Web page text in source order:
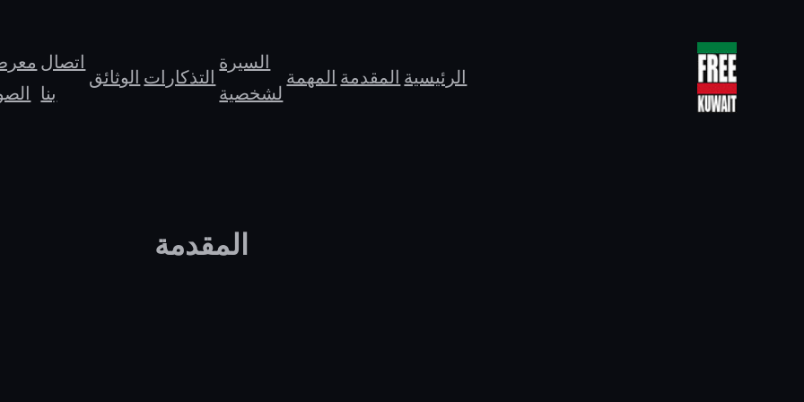
اتصال
بنا
الوثائق التذكارات
السيرة
لشخصية
المهمة المقدمة الرئيسية
المقدمة